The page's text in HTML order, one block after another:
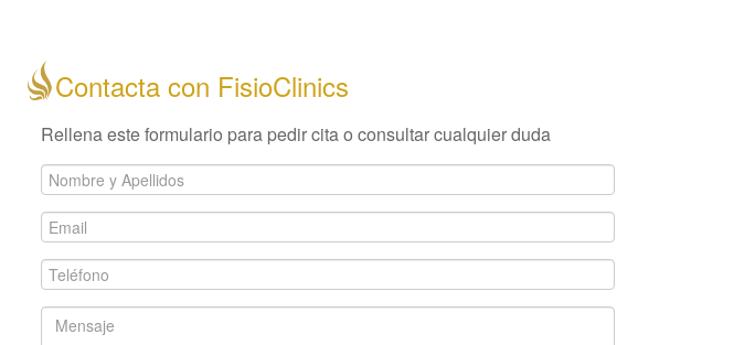
Contacta con FisioClinics
Rellena este formulario para pedir cita o consultar cualquier duda
Nombre
y
Apellidos
Email
Teléfono